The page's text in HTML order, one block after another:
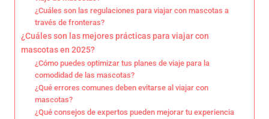
¿Cuáles son las regulaciones para viajar con mascotas a
través de fronteras?
¿Cuáles son las mejores prácticas para viajar con
mascotas en 2025?
¿Cómo puedes optimizar tus planes de viaje para la
comodidad de las mascotas?
¿Qué errores comunes deben evitarse al viajar con
mascotas?
¿Qué consejos de expertos pueden mejorar tu experiencia